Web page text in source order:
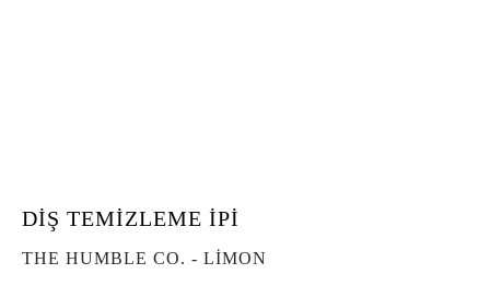
DİŞ TEMİZLEME İPİ
THE HUMBLE CO. - LİMON